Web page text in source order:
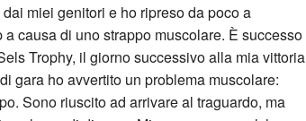
miei genitori e ho ripreso da poco a
causa di uno strappo muscolare. È successo
Trophy, il giorno successivo alla mia vittoria
gara ho avvertito un problema muscolare:
Sono riuscito ad arrivare al traguardo, ma